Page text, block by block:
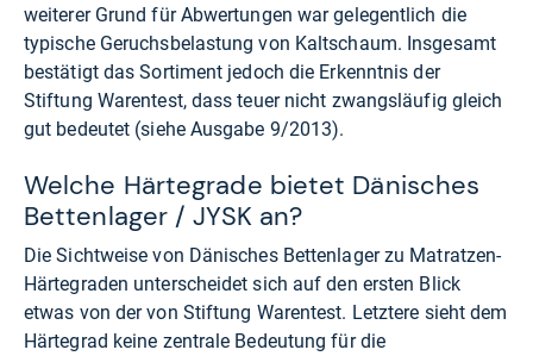
weiterer Grund für Abwertungen war gelegentlich die
typische Geruchsbelastung von Kaltschaum. Insgesamt
bestätigt das Sortiment jedoch die Erkenntnis der
Stiftung Warentest, dass teuer nicht zwangsläufig gleich
gut bedeutet (siehe Ausgabe 9/2013).
Welche Härtegrade bietet Dänisches
Bettenlager / JYSK an?
Die Sichtweise von Dänisches Bettenlager zu Matratzen-
Härtegraden unterscheidet sich auf den ersten Blick
etwas von der von Stiftung Warentest. Letztere sieht dem
Härtegrad keine zentrale Bedeutung für die